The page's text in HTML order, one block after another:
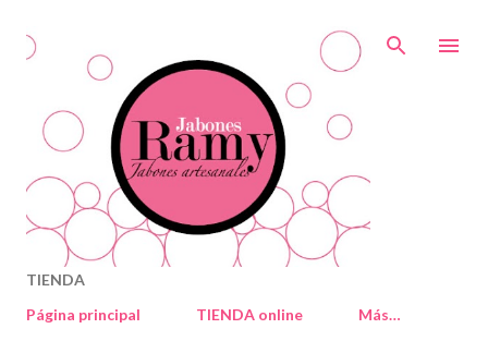
TIENDA
Página principal
TIENDA online Más…